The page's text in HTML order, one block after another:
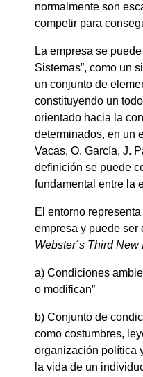
normalmente son
competir para
La empresa se
Sistemas”, como un
un conjunto de
constituyendo un
orientado hacia la
determinados, en un
Vacas, O. García, J.
definición se puede
fundamental entre la
El entorno
empresa y puede ser
Webster´s Third
a) Condiciones
o modifican”
b) Conjunto de
como costumbres,
organización política
la vida de un